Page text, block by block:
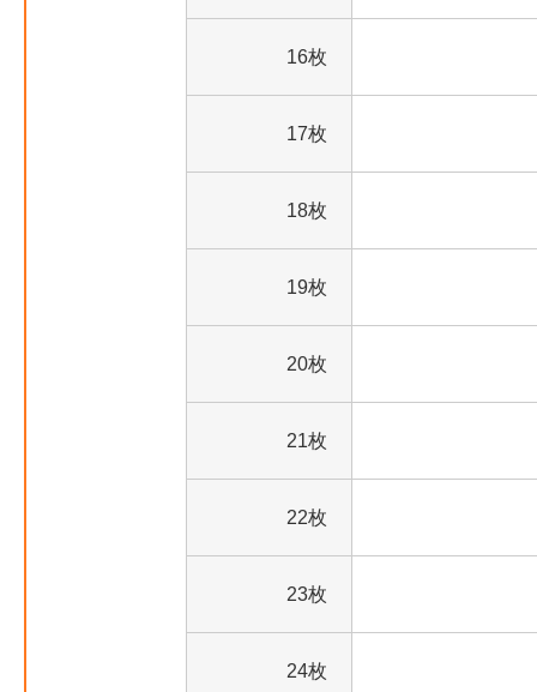
16枚
17枚
18枚
19枚
20枚
21枚
22枚
23枚
24枚